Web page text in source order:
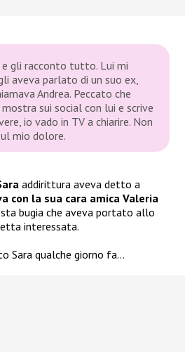
e gli racconto tutto. Lui mi
aveva parlato di un suo ex,
Andrea. Peccato che
sui social con lui e scrive
io vado in TV a chiarire. Non
mio dolore.
addirittura aveva detto a
con la sua cara amica Valeria
bugia che aveva portato allo
interessata.
Sara qualche giorno fa…